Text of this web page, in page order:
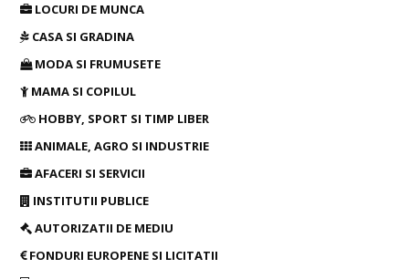
LOCURI DE MUNCA
CASA SI GRADINA
MODA SI FRUMUSETE
MAMA SI COPILUL
HOBBY, SPORT SI TIMP LIBER
ANIMALE, AGRO SI INDUSTRIE
AFACERI SI SERVICII
INSTITUTII PUBLICE
AUTORIZATII DE MEDIU
FONDURI EUROPENE SI LICITATII